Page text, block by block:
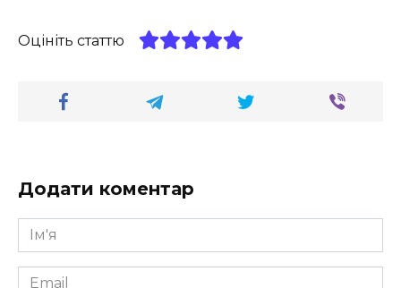
Оцініть статтю
Додати коментар
Ім'я
*
Email